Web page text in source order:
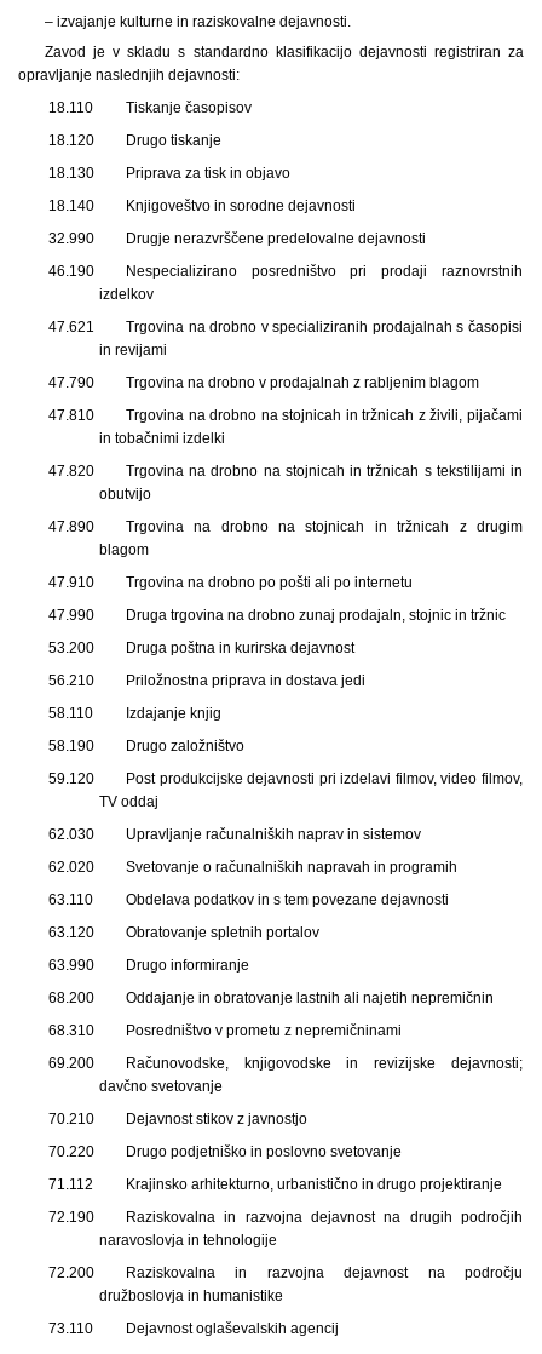
– izvajanje kulturne in raziskovalne dejavnosti.
Zavod je v skladu s standardno klasifikacijo dejavnosti registriran za
opravljanje naslednjih dejavnosti:
18.110
Tiskanje časopisov
18.120
Drugo tiskanje
18.130
Priprava za tisk in objavo
18.140
Knjigoveštvo in sorodne dejavnosti
32.990
Drugje nerazvrščene predelovalne dejavnosti
46.190
Nespecializirano posredništvo pri prodaji raznovrstnih
izdelkov
47.621
Trgovina na drobno v specializiranih prodajalnah s časopisi
in revijami
47.790
Trgovina na drobno v prodajalnah z rabljenim blagom
47.810
Trgovina na drobno na stojnicah in tržnicah z živili, pijačami
in tobačnimi izdelki
47.820
Trgovina na drobno na stojnicah in tržnicah s tekstilijami in
obutvijo
47.890
Trgovina na drobno na stojnicah in tržnicah z drugim
blagom
47.910
Trgovina na drobno po pošti ali po internetu
47.990
Druga trgovina na drobno zunaj prodajaln, stojnic in tržnic
53.200
Druga poštna in kurirska dejavnost
56.210
Priložnostna priprava in dostava jedi
58.110
Izdajanje knjig
58.190
Drugo založništvo
59.120
Post produkcijske dejavnosti pri izdelavi filmov, video filmov,
TV oddaj
62.030
Upravljanje računalniških naprav in sistemov
62.020
Svetovanje o računalniških napravah in programih
63.110
Obdelava podatkov in s tem povezane dejavnosti
63.120
Obratovanje spletnih portalov
63.990
Drugo informiranje
68.200
Oddajanje in obratovanje lastnih ali najetih nepremičnin
68.310
Posredništvo v prometu z nepremičninami
69.200
Računovodske, knjigovodske in revizijske dejavnosti;
davčno svetovanje
70.210
Dejavnost stikov z javnostjo
70.220
Drugo podjetniško in poslovno svetovanje
71.112
Krajinsko arhitekturno, urbanistično in drugo projektiranje
72.190
Raziskovalna in razvojna dejavnost na drugih področjih
naravoslovja in tehnologije
72.200
Raziskovalna in razvojna dejavnost na področju
družboslovja in humanistike
73.110
Dejavnost oglaševalskih agencij